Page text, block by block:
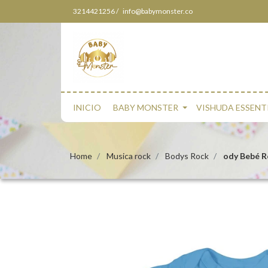
3214421256 / info@babymonster.co
INICIO BABY MONSTER VISHUDA
Home Musica rock Bodys Rock ody Bebé